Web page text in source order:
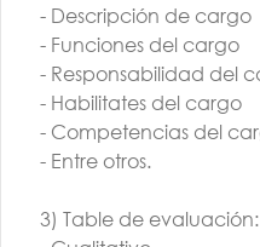
- Descripción de cargo
- Funciones del cargo
- Responsabilidad del
- Habilitates del cargo
- Competencias del
- Entre otros.
3) Table de evaluación: